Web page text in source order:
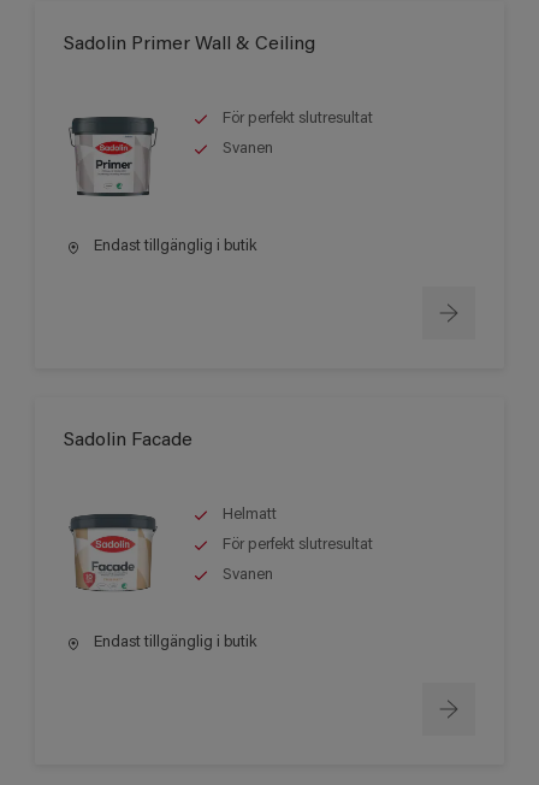
Sadolin Primer Wall & Ceiling
För perfekt slutresultat
Svanen
Endast tillgänglig i butik
Sadolin Facade
Helmatt
För perfekt slutresultat
Svanen
Endast tillgänglig i butik